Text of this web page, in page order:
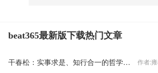
beat365最新版下载热门文章
干春松：实事求是、知行合一的哲学思想 作者: